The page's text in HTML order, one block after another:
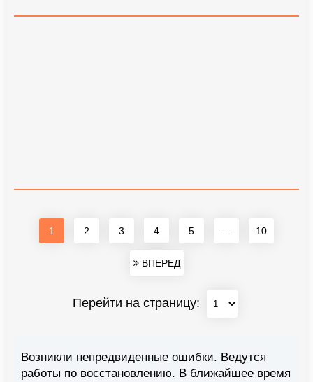
1 2 3 4 5 10
ВПЕРЕД
Перейти на страницу:
Возникли непредвиденные ошибки. Ведутся
работы по восстановлению. В ближайшее время